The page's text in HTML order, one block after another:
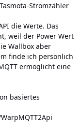
Stromzähler
die Werte. Das
weil der Power Wert
Wallbox aber
finde ich persönlich
ermöglicht eine
basiertes